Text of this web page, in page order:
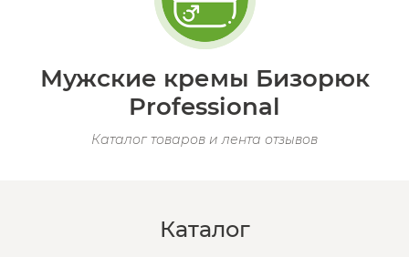
Мужские кремы Бизорюк
Professional
Каталог товаров и лента отзывов
Каталог